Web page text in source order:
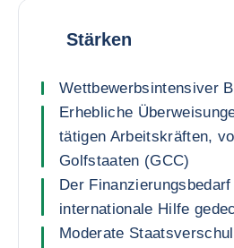
Stärken
Wettbewerbsintensiver
Erhebliche
tätigen Arbeitskräften,
Golfstaaten (GCC)
Der
internationale Hilfe
Moderate